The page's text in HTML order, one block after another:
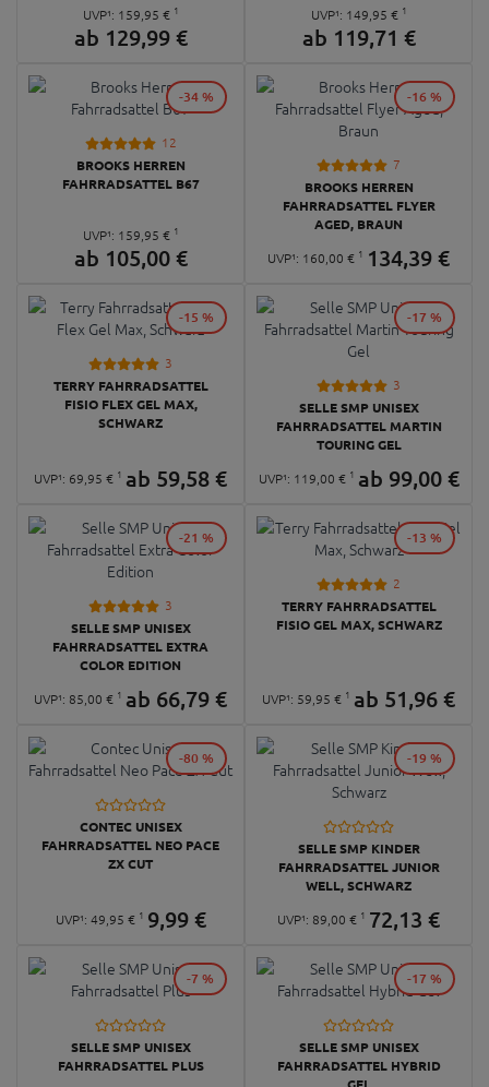
UVP¹: 159, 95 € 1
ab 129,99 €
UVP¹: 149, 95 € 1
ab 119,71 €
12
BROOKS HERREN
FAHRRADSATTEL B67
UVP¹: 159, 95 € 1
ab 105,00 €
-34 %
7
BROOKS HERREN
FAHRRADSATTEL FLYER
AGED, BRAUN
UVP¹: 160, 00 € 1 134,39€
-16 %
3
TERRY FAHRRADSATTEL
FISIO FLEX GEL MAX,
SCHWARZ
UVP¹: 69, 95 € 1 ab 59,58€
-15 %
3
SELLE SMP UNISEX
FAHRRADSATTEL MARTIN
TOURING GEL
UVP¹: 119, 00 € 1 ab 99,00 €
-17 %
3
SELLE SMP UNISEX
FAHRRADSATTEL EXTRA
COLOR EDITION
UVP¹: 85, 00 € 1 ab 66,79€
-21 %
2
TERRY FAHRRADSATTEL
FISIO GEL MAX, SCHWARZ
UVP¹: 59, 95 € 1 ab 51,96€
-13 %
CONTEC UNISEX
FAHRRADSATTEL NEO PACE
ZX CUT
UVP¹: 49, 95 € 1 9,99 €
-80 %
SELLE SMP KINDER
FAHRRADSATTEL JUNIOR
WELL, SCHWARZ
UVP¹: 89, 00 € 1 72,13 €
-19 %
SELLE SMP UNISEX
FAHRRADSATTEL PLUS
-7 %
SELLE SMP UNISEX
FAHRRADSATTEL HYBRID
GEL
-17 %